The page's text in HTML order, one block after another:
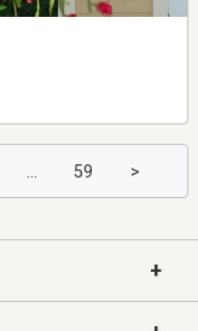
59 >
+